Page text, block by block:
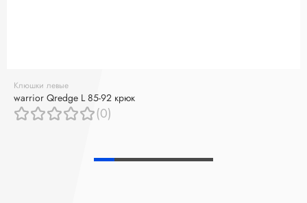
Клюшки левые
warrior Qredge L 85-92 крюк
(0)